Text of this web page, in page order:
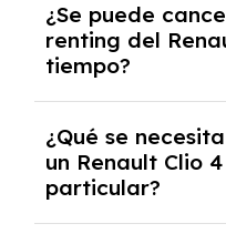
tendrás que pagar
salvo en casos que
debido al resultado
económica.
¿Se puede
renting del
tiempo?
pero puede haber
cancelación
las condiciones del
experto que te
¿Qué se
un Renault Clio
particular?